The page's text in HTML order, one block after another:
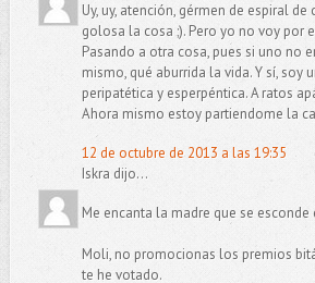
Uy, uy, atención, gérmen de espiral de
golosa la cosa ;). Pero yo no voy por
Pasando a otra cosa, pues si uno no
mismo, qué aburrida la vida. Y sí, soy
peripatética y esperpéntica. A ratos
Ahora mismo estoy partiendome la
12 de octubre de 2013 a las 19:35
Iskra dijo...
Me encanta la madre que se
Moli, no promocionas los premios
te he votado.